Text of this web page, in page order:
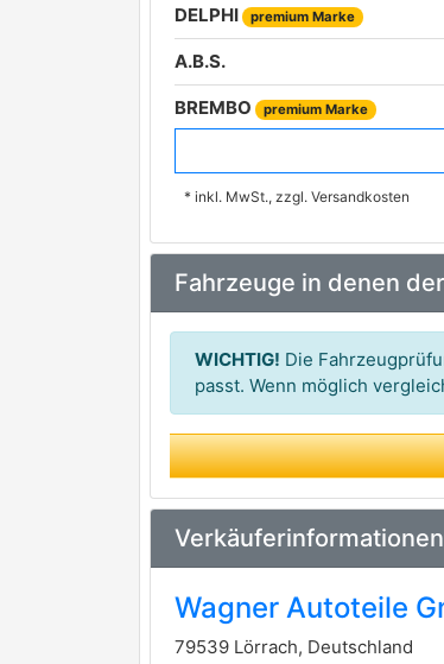
DELPHI premium Marke
A.B.S.
BREMBO premium Marke
METELLI
BOSCH premium Marke
ATE premium Marke
FTE
NK
TRW premium Marke
TRISCAN premium Marke
CIFAM
FERODO premium Marke
ABEX
* inkl. MwSt., zzgl. Versandkosten
Fahrzeuge in denen
WICHTIG! Die
passt. Wenn möglich
Verkäuferinformationen
Wagner Autoteile
79539 Lörrach, Deutschland